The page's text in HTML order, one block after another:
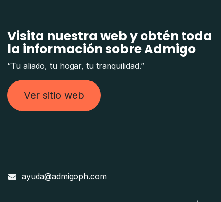
Visita nuestra web y obtén toda
la información sobre Admigo
“Tu aliado, tu hogar, tu tranquilidad.”
Ver sitio web
ayuda@admigoph.com